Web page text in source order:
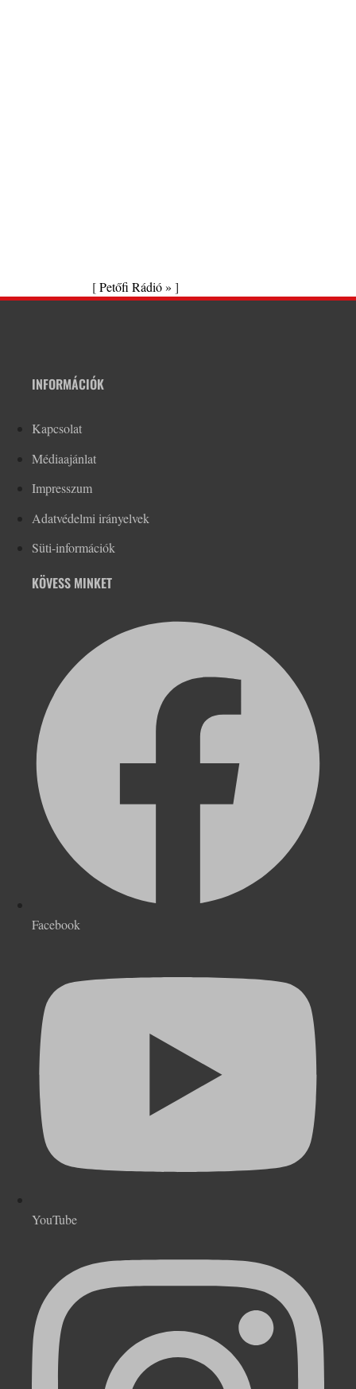
[Petőfi Rádió » ]
INFORMÁCIÓK
Kapcsolat
Médiaajánlat
Impresszum
Adatvédelmi irányelvek
Süti-információk
KÖVESS MINKET
Facebook
YouTube